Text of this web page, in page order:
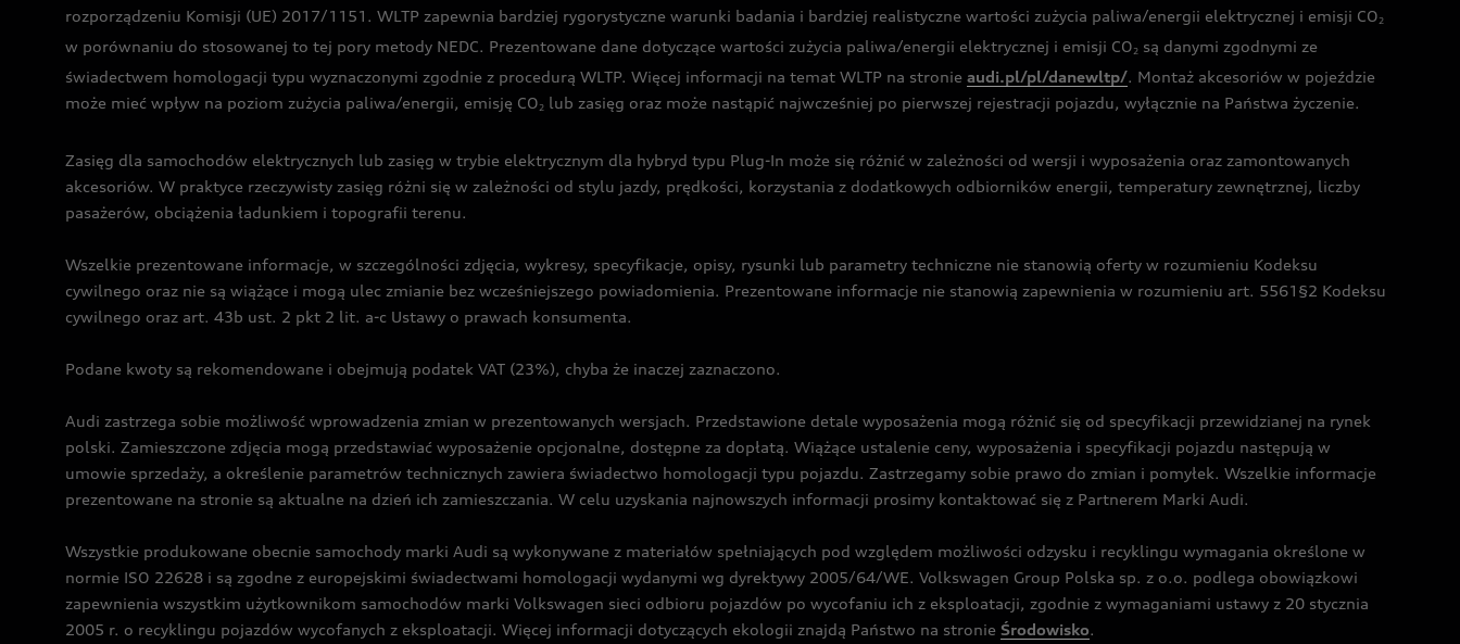
rozporządzeniu Komisji (UE) 2017/1151. WLTP zapewnia bardziej rygorystyczne warunki badania i bardziej realistyczne wartości zużycia paliwa/energii elektrycznej i emisji CO2
w porównaniu do stosowanej to tej pory metody NEDC. Prezentowane dane dotyczące wartości zużycia paliwa/energii elektrycznej i emisji CO2 są danymi zgodnymi ze
świadectwem homologacji typu wyznaczonymi zgodnie z procedurą WLTP. Więcej informacji na temat WLTP na stronie audi.pl/pl/danewltp/. Montaż akcesoriów w pojeździe
może mieć wpływ na poziom zużycia paliwa/energii, emisję CO2 lub zasięg oraz może nastąpić najwcześniej po pierwszej rejestracji pojazdu, wyłącznie na Państwa życzenie.
Zasięg dla samochodów elektrycznych lub zasięg w trybie elektrycznym dla hybryd typu Plug-In może się różnić w zależności od wersji i wyposażenia oraz zamontowanych
akcesoriów. W praktyce rzeczywisty zasięg różni się w zależności od stylu jazdy, prędkości, korzystania z dodatkowych odbiorników energii, temperatury zewnętrznej, liczby
pasażerów, obciążenia ładunkiem i topografii terenu.
Wszelkie prezentowane informacje, w szczególności zdjęcia, wykresy, specyfikacje, opisy, rysunki lub parametry techniczne nie stanowią oferty w rozumieniu Kodeksu
cywilnego oraz nie są wiążące i mogą ulec zmianie bez wcześniejszego powiadomienia. Prezentowane informacje nie stanowią zapewnienia w rozumieniu art. 5561§2 Kodeksu
cywilnego oraz art. 43b ust. 2 pkt 2 lit. a-c Ustawy o prawach konsumenta.
Podane kwoty są rekomendowane i obejmują podatek VAT (23%), chyba że inaczej zaznaczono.
Audi zastrzega sobie możliwość wprowadzenia zmian w prezentowanych wersjach. Przedstawione detale wyposażenia mogą różnić się od specyfikacji przewidzianej na rynek
polski. Zamieszczone zdjęcia mogą przedstawiać wyposażenie opcjonalne, dostępne za dopłatą. Wiążące ustalenie ceny, wyposażenia i specyfikacji pojazdu następują w
umowie sprzedaży, a określenie parametrów technicznych zawiera świadectwo homologacji typu pojazdu. Zastrzegamy sobie prawo do zmian i pomyłek. Wszelkie informacje
prezentowane na stronie są aktualne na dzień ich zamieszczania. W celu uzyskania najnowszych informacji prosimy kontaktować się z Partnerem Marki Audi.
Wszystkie produkowane obecnie samochody marki Audi są wykonywane z materiałów spełniających pod względem możliwości odzysku i recyklingu wymagania określone w
normie ISO 22628 i są zgodne z europejskimi świadectwami homologacji wydanymi wg dyrektywy 2005/64/WE. Volkswagen Group Polska sp. z o.o. podlega obowiązkowi
zapewnienia wszystkim użytkownikom samochodów marki Volkswagen sieci odbioru pojazdów po wycofaniu ich z eksploatacji, zgodnie z wymaganiami ustawy z 20 stycznia
2005 r. o recyklingu pojazdów wycofanych z eksploatacji. Więcej informacji dotyczących ekologii znajdą Państwo na stronie Środowisko.